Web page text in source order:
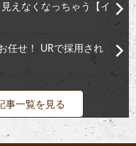
えなくなっちゃう【イ
任せ！ URで採用され
事一覧を見る